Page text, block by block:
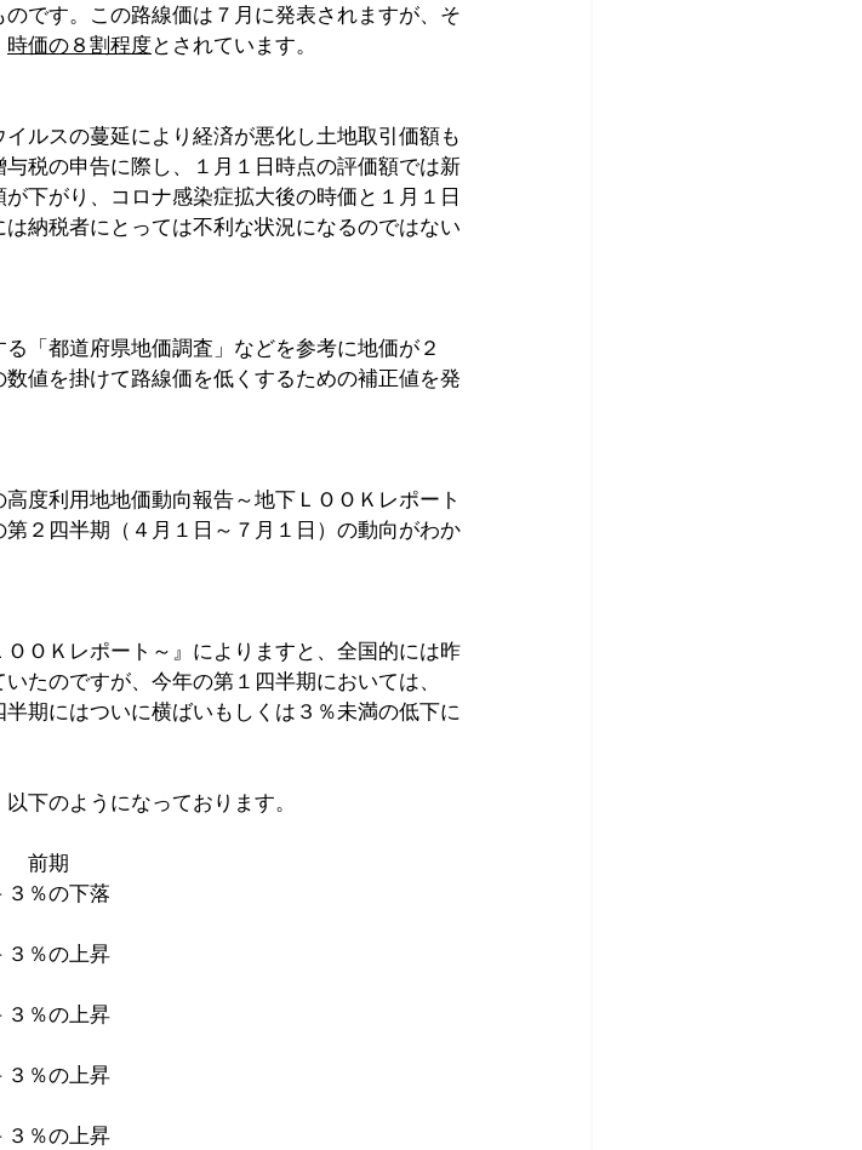
です。この路線価は７月に発表されますが、そ
時価の８割程度 とされています。
ルスの蔓延により経済が悪化し土地取引価額も
税の申告に際し、１月１日時点の評価額では新
下がり、コロナ感染症拡大後の時価と１月１日
納税者にとっては不利な状況になるのではない
「都道府県地価調査」などを参考に地価が２
値を掛けて路線価を低くするための補正値を発
度利用地地価動向報告～地下ＬＯＯＫレポート
２四半期（４月１日～７月１日）の動向がわか
ＯＫレポート～』によりますと、全国的には昨
たのですが、今年の第１四半期においては、
期にはついに横ばいもしくは３％未満の低下に
下のようになっております。
期
３％の下落
３％の上昇
３％の上昇
３％の上昇
３％の上昇